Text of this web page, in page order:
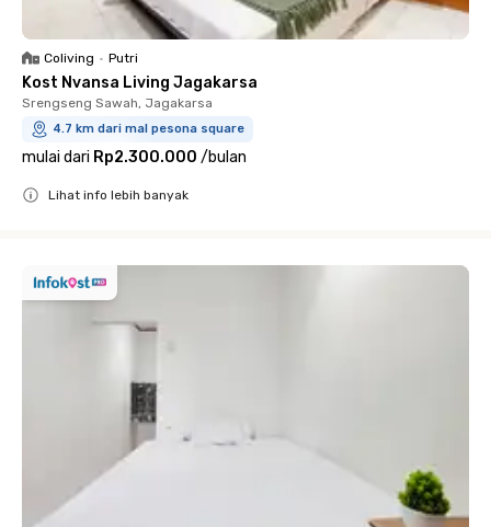
Coliving • Putri
Kost Nvansa Living Jagakarsa
Srengseng Sawah, Jagakarsa
4.7 km dari mal pesona square
mulai dari Rp2.300.000 /bulan
Lihat info lebih banyak